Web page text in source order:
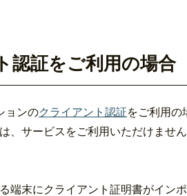
認証をご利用の場合
ョンのクライアント認証をご利用の
、サービスをご利⽤いただけませ
端末にクライアント証明書がイン